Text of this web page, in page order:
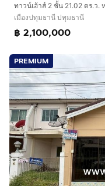
เมืองปทุมธานี ปทุมธานี
฿ 2,100,000
PREMIUM